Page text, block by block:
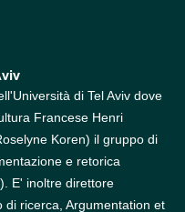
di Tel Aviv dove
Francese Henri
Koren) il gruppo di
e retorica
E' inoltre direttore
di ricerca, Argumentation et